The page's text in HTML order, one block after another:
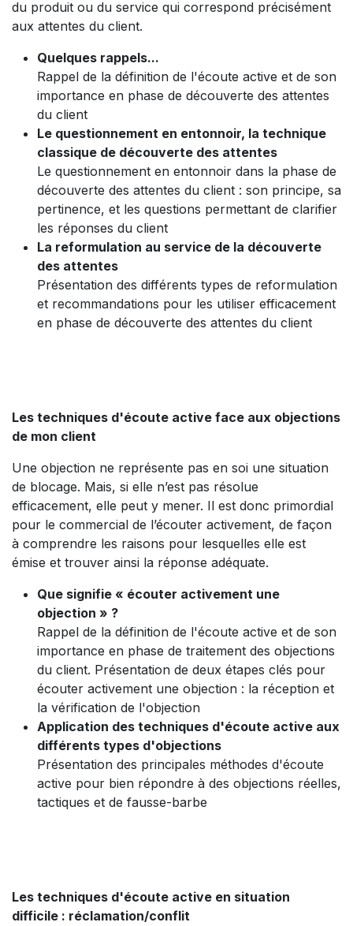
du produit ou du service qui correspond précisément
aux attentes du client.
Quelques rappels...
Rappel de la définition de l'écoute active et de son
importance en phase de découverte des attentes
du client
Le questionnement en entonnoir, la technique
classique de découverte des attentes
Le questionnement en entonnoir dans la phase de
découverte des attentes du client : son principe, sa
pertinence, et les questions permettant de clarifier
les réponses du client
La reformulation au service de la découverte
des attentes
Présentation des différents types de reformulation
et recommandations pour les utiliser efficacement
en phase de découverte des attentes du client
Les techniques d'écoute active face aux objections
de mon client
Une objection ne représente pas en soi une situation
de blocage. Mais, si elle n’est pas résolue
efficacement, elle peut y mener. Il est donc primordial
pour le commercial de l’écouter activement, de façon
à comprendre les raisons pour lesquelles elle est
émise et trouver ainsi la réponse adéquate.
Que signifie « écouter activement une
objection » ?
Rappel de la définition de l'écoute active et de son
importance en phase de traitement des objections
du client. Présentation de deux étapes clés pour
écouter activement une objection : la réception et
la vérification de l'objection
Application des techniques d'écoute active aux
différents types d'objections
Présentation des principales méthodes d'écoute
active pour bien répondre à des objections réelles,
tactiques et de fausse-barbe
Les techniques d'écoute active en situation
difficile : réclamation/conflit